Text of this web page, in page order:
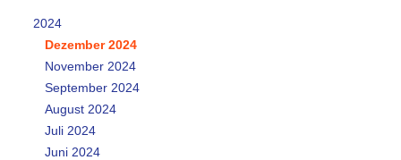
2024
Dezember 2024
November 2024
September 2024
August 2024
Juli 2024
Juni 2024